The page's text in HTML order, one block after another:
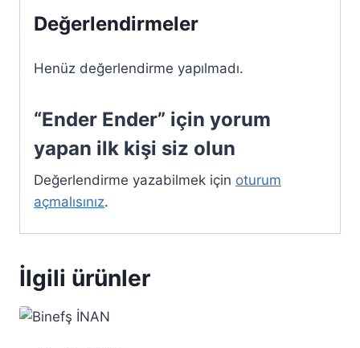
Değerlendirmeler
Henüz değerlendirme yapılmadı.
“Ender Ender” için yorum
yapan ilk kişi siz olun
Değerlendirme yazabilmek için oturum
açmalısınız.
İlgili ürünler